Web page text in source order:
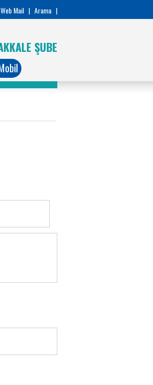
Web Mail | Arama |
ŞUBE